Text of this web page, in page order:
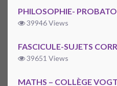
PHILOSOPHIE-
39946 Views
FASCICULE-SUJETS
39651 Views
MATHS – COLLÈGE